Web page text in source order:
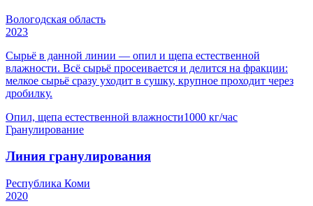
Вологодская область
2023
Сырьё в данной линии — опил и щепа естественной
влажности. Всё сырьё просеивается и делится на фракции:
мелкое сырьё сразу уходит в сушку, крупное проходит через
дробилку.
Опил, щепа естественной влажности1000 кг/час
Гранулирование
Линия гранулирования
Республика Коми
2020